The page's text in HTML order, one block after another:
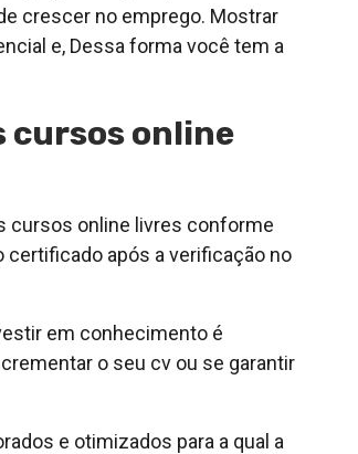
crescer no emprego. Mostrar
e, Dessa forma você tem a
cursos online
cursos online livres conforme
após a verificação no
em conhecimento é
o seu cv ou se garantir
e otimizados para a qual a